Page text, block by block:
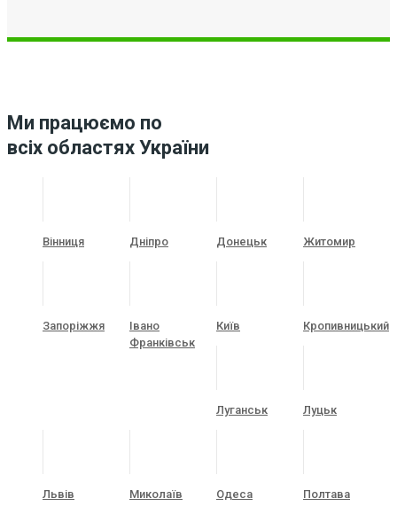
Ми працюємо по
всіх областях України
Вінниця Дніпро Донецьк Житомир
Запоріжжя
Івано
Франківськ
Київ Кропивницький
Луганськ Луцьк
Львів Миколаїв Одеса Полтава